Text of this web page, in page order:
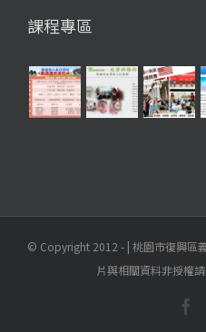
課程專區
© Copyright 2012 - | 桃園市復興區
片與相關資料非授權